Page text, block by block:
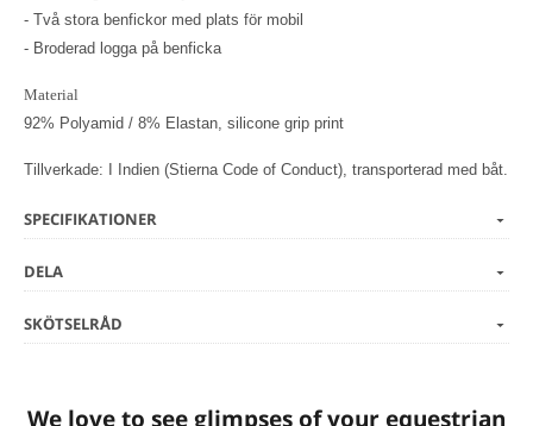
- Två stora benfickor med plats för mobil
- Broderad logga på benficka
Material
92% Polyamid / 8% Elastan, silicone grip print
Tillverkade: I Indien (Stierna Code of Conduct), transporterad med båt.
SPECIFIKATIONER
DELA
SKÖTSELRÅD
We love to see glimpses of your equestrian